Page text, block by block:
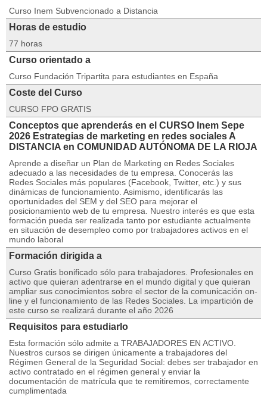
Curso Inem Subvencionado a Distancia
Horas de estudio
77 horas
Curso orientado a
Curso Fundación Tripartita para estudiantes en España
Coste del Curso
CURSO FPO GRATIS
Conceptos que aprenderás en el CURSO Inem Sepe
2026 Estrategias de marketing en redes sociales A
DISTANCIA en COMUNIDAD AUTÓNOMA DE LA RIOJA
Aprende a diseñar un Plan de Marketing en Redes Sociales
adecuado a las necesidades de tu empresa. Conocerás las
Redes Sociales más populares (Facebook, Twitter, etc.) y sus
dinámicas de funcionamiento. Asimismo, identificarás las
oportunidades del SEM y del SEO para mejorar el
posicionamiento web de tu empresa. Nuestro interés es que esta
formación pueda ser realizada tanto por estudiante actualmente
en situación de desempleo como por trabajadores activos en el
mundo laboral
Formación dirigida a
Curso Gratis bonificado sólo para trabajadores. Profesionales en
activo que quieran adentrarse en el mundo digital y que quieran
ampliar sus conocimientos sobre el sector de la comunicación on-
line y el funcionamiento de las Redes Sociales. La impartición de
este curso se realizará durante el año 2026
Requisitos para estudiarlo
Esta formación sólo admite a TRABAJADORES EN ACTIVO.
Nuestros cursos se dirigen únicamente a trabajadores del
Régimen General de la Seguridad Social: debes ser trabajador en
activo contratado en el régimen general y enviar la
documentación de matrícula que te remitiremos, correctamente
cumplimentada